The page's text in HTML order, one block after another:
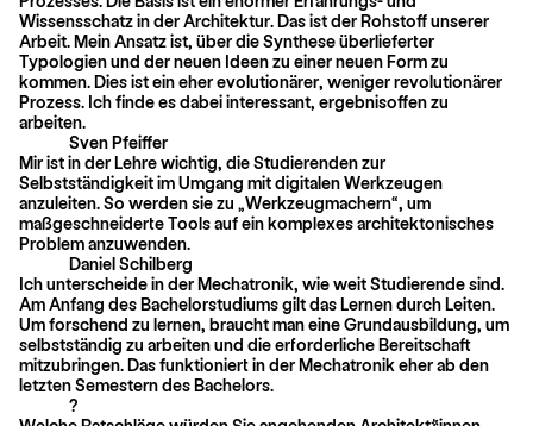
Wissensschatz in der Architektur. Das ist der Rohstoff unserer
Arbeit. Mein Ansatz ist, über die Synthese überlieferter
Typologien und der neuen Ideen zu einer neuen Form zu
kommen. Dies ist ein eher evolutionärer, weniger revolutionärer
Prozess. Ich finde es dabei interessant, ergebnisoffen zu
arbeiten.
Sven Pfeiffer
Mir ist in der Lehre wichtig, die Studierenden zur
Selbstständigkeit im Umgang mit digitalen Werkzeugen
anzuleiten. So werden sie zu „Werkzeugmachern“, um
maßgeschneiderte Tools auf ein komplexes architektonisches
Problem anzuwenden.
Daniel Schilberg
Ich unterscheide in der Mechatronik, wie weit Studierende sind.
Am Anfang des Bachelorstudiums gilt das Lernen durch Leiten.
Um forschend zu lernen, braucht man eine Grundausbildung, um
selbstständig zu arbeiten und die erforderliche Bereitschaft
mitzubringen. Das funktioniert in der Mechatronik eher ab den
letzten Semestern des Bachelors.
?